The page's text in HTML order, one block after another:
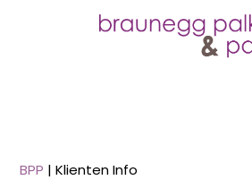
BPP |Klienten Info